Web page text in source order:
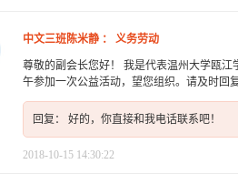
中文三班陈米静 ： 义务劳动
尊敬的副会长您好！ 我是代表温州大学瓯
午参加一次公益活动，望您组织。请及时回
回复： 好的，你直接和我电话联系吧！
2018-10-15 14:30:22